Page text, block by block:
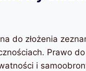
do złożenia
Prawo
i